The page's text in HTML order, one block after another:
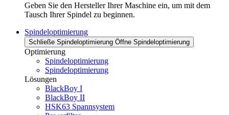
Geben Sie den Hersteller Ihrer Maschine ein, um mit dem
Tausch Ihrer Spindel zu beginnen.
Spindeloptimierung
Schließe Spindeloptimierung Öffne Spindeloptimierung
Optimierung
Spindeloptimierung
Spindeloptimierung
Lösungen
BlackBoy I
BlackBoy II
HSK63 Spannsystem